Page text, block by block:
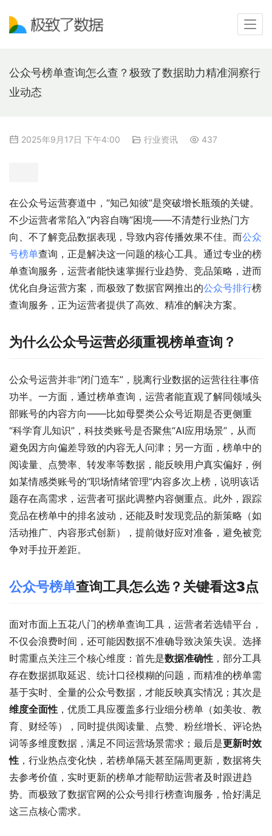
公众号榜单查询怎么查？极致了数据助力精准洞察行
业动态
2025年9月17日 下午4:00 行业资讯 437
在公众号运营赛道中，“知己知彼”是突破增长瓶颈的关键。
不少运营者常陷入“内容自嗨”困境——不清楚行业热门方
向、不了解竞品数据表现，导致内容传播效果不佳。而公众
号榜单查询，正是解决这一问题的核心工具。通过专业的榜
单查询服务，运营者能快速掌握行业趋势、竞品策略，进而
优化自身运营方案，而极致了数据官网推出的公众号排行榜
查询服务，正为运营者提供了高效、精准的解决方案。
为什么公众号运营必须重视榜单查询？
公众号运营并非“闭门造车”，脱离行业数据的运营往往事倍
功半。一方面，通过榜单查询，运营者能直观了解同领域头
部账号的内容方向——比如母婴类公众号近期是否更侧重
“科学育儿知识”，科技类账号是否聚焦“AI应用场景”，从而
避免因方向偏差导致的内容无人问津；另一方面，榜单中的
阅读量、点赞率、转发率等数据，能反映用户真实偏好，例
如某情感类账号的“职场情绪管理”内容多次上榜，说明该话
题存在高需求，运营者可据此调整内容侧重点。此外，跟踪
竞品在榜单中的排名波动，还能及时发现竞品的新策略（如
活动推广、内容形式创新），提前做好应对准备，避免被竞
争对手拉开差距。
公众号榜单查询工具怎么选？关键看这3点
面对市面上五花八门的榜单查询工具，运营者若选错平台，
不仅会浪费时间，还可能因数据不准确导致决策失误。选择
时需重点关注三个核心维度：首先是数据准确性 ，部分工具
存在数据抓取延迟、统计口径模糊的问题，而精准的榜单需
基于实时、全量的公众号数据，才能反映真实情况；其次是
维度全面性 ，优质工具应覆盖多行业细分榜单（如美妆、教
育、财经等），同时提供阅读量、点赞、粉丝增长、评论热
词等多维度数据，满足不同运营场景需求；最后是更新时效
性 ，行业热点变化快，若榜单隔天甚至隔周更新，数据将失
去参考价值，实时更新的榜单才能帮助运营者及时跟进趋
势。而极致了数据官网的公众号排行榜查询服务，恰好满足
这三点核心需求。